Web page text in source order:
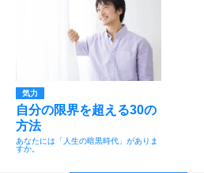
気力
自分の限界を超える30の
方法
あなたには「人生の暗黒時代」がありま
すか。